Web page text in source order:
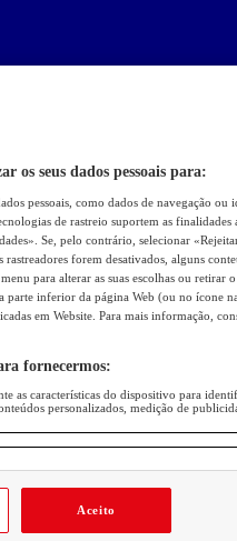
os seus dados pessoais para:
pessoais, como dados de navegação ou
de rastreio suportem as finalidades
Se, pelo contrário, selecionar
rastreadores forem desativados, alguns
para alterar as suas escolhas ou retirar
parte inferior da página Web (ou no ícone
em Website. Para mais informação,
fornecermos:
as características do dispositivo para
personalizados, medição de
Aceito